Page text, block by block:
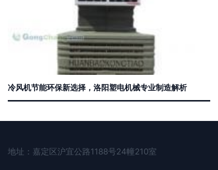
冷风机节能环保新选择，洛阳塑电机械专业制造解析
地址：嘉定区沪宜公路1188号24幢210室